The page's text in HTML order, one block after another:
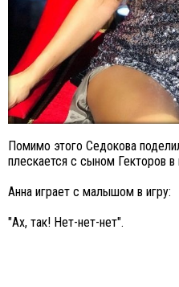
Помимо этого Седокова
плескается с сыном Гекторов в
Анна играет с малышом в игру:
"Ах, так! Нет-нет-нет".